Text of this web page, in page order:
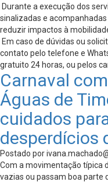
Durante a execução dos
sinalizadas e
reduzir impactos à
Em caso de dúvidas ou
contato pelo telefone e
gratuito 24 horas, ou pelos
Carnaval
Águas de
cuidados
desperdícios
Postado por
Com a movimentação típica
vazias ou passam boa parte